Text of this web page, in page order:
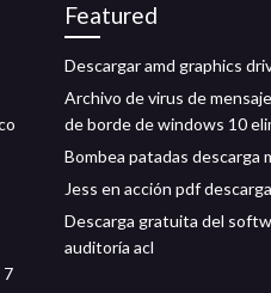
7
Featured
Descargar amd graphics
Archivo de virus de
de borde de windows 10
Bombea patadas descarga
Jess en acción pdf
Descarga gratuita del
auditoría acl